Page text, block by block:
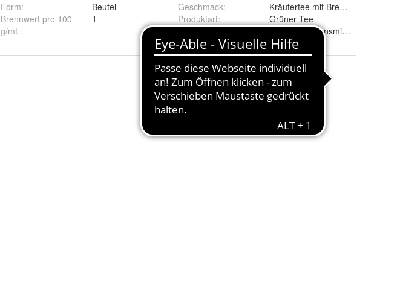
Form:
Beutel
Brennwert pro 100
g/mL:
1
Geschmack:
Kräutertee mit Brennnesseln und
Produktart:
Grüner Tee
Lebensmittelabteilung: Haltbare Lebensmittel